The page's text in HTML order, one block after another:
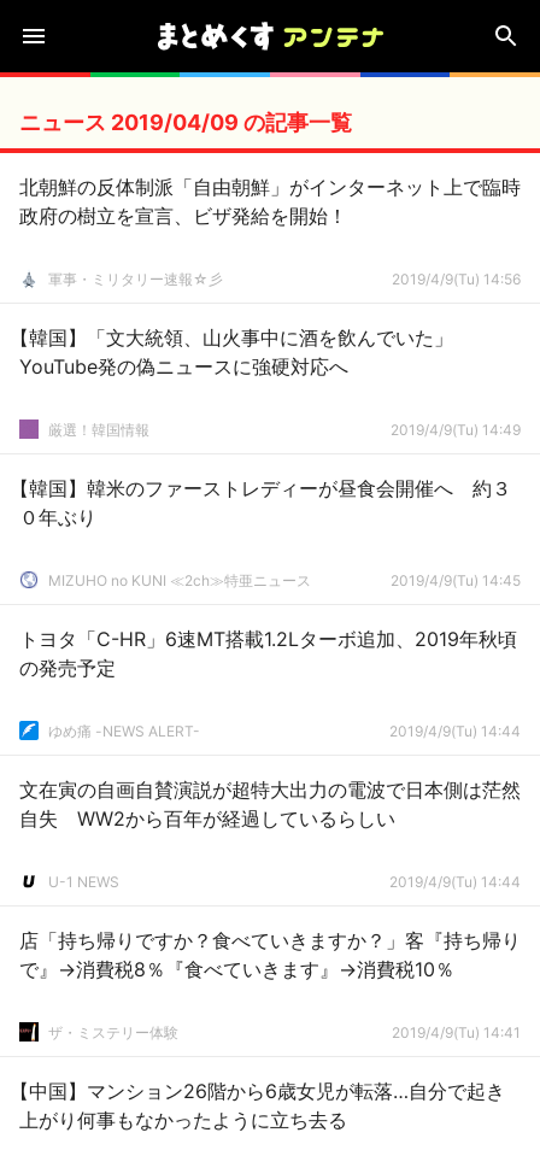
ニュース 2019/04/09 の記事一覧
北朝鮮の反体制派「自由朝鮮」がインターネット上で臨時
政府の樹立を宣言、ビザ発給を開始！
軍事・ミリタリー速報☆彡 2019/4/9(Tu) 14:56
【韓国】「文大統領、山火事中に酒を飲んでいた」
YouTube発の偽ニュースに強硬対応へ
厳選！韓国情報 2019/4/9(Tu) 14:49
【韓国】韓米のファーストレディーが昼食会開催へ 約３
０年ぶり
MIZUHO no KUNI ≪2ch≫特亜ニュース 2019/4/9(Tu) 14:45
トヨタ「C-HR」6速MT搭載1.2Lターボ追加、2019年秋頃
の発売予定
ゆめ痛 -NEWS ALERT- 2019/4/9(Tu) 14:44
文在寅の自画自賛演説が超特大出力の電波で日本側は茫然
自失 WW2から百年が経過しているらしい
U-1 NEWS 2019/4/9(Tu) 14:44
店「持ち帰りですか？食べていきますか？」客『持ち帰り
で』→消費税8％『食べていきます』→消費税10％
ザ・ミステリー体験 2019/4/9(Tu) 14:41
【中国】マンション26階から6歳女児が転落…自分で起き
上がり何事もなかったように立ち去る